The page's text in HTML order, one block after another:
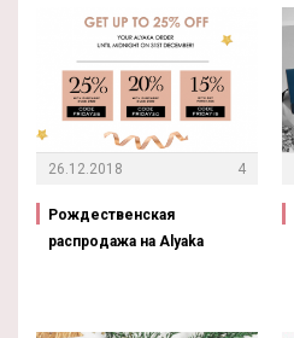
26.12.2018 4
Рождественская
распродажа на Alyaka